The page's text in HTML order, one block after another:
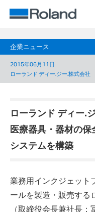
企業ニュース
2015年06月11日
ローランド ディー.ジー.株式会社
ローランド ディー.
医療器具・器材の
システムを構築
業務用インクジェット
ールを製造・販売する
（取締役会長兼社長：